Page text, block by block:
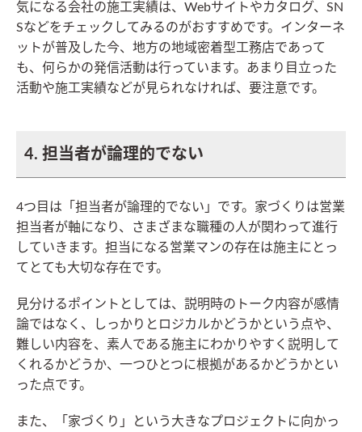
気になる会社の施工実績は、Webサイトやカタログ、SN
Sなどをチェックしてみるのがおすすめです。インターネ
ットが普及した今、地方の地域密着型工務店であって
も、何らかの発信活動は行っています。あまり目立った
活動や施工実績などが見られなければ、要注意です。
4. 担当者が論理的でない
4つ目は「担当者が論理的でない」です。家づくりは営業
担当者が軸になり、さまざまな職種の人が関わって進行
していきます。担当になる営業マンの存在は施主にとっ
てとても大切な存在です。
見分けるポイントとしては、説明時のトーク内容が感情
論ではなく、しっかりとロジカルかどうかという点や、
難しい内容を、素人である施主にわかりやすく説明して
くれるかどうか、一つひとつに根拠があるかどうかとい
った点です。
また、「家づくり」という大きなプロジェクトに向かっ